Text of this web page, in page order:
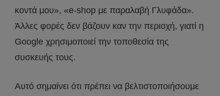
κοντά μου», «e-shop με παραλαβή Γλυφάδα».
Άλλες φορές δεν βάζουν καν την περιοχή, γιατί η
Google χρησιμοποιεί την τοποθεσία της
συσκευής τους.
Αυτό σημαίνει ότι πρέπει να βελτιστοποιήσουμε